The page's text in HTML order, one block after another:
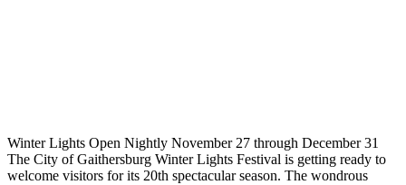
Winter Lights Open Nightly November 27 through December 31
The City of Gaithersburg Winter Lights Festival is getting ready to
welcome visitors for its 20th spectacular season. The wondrous